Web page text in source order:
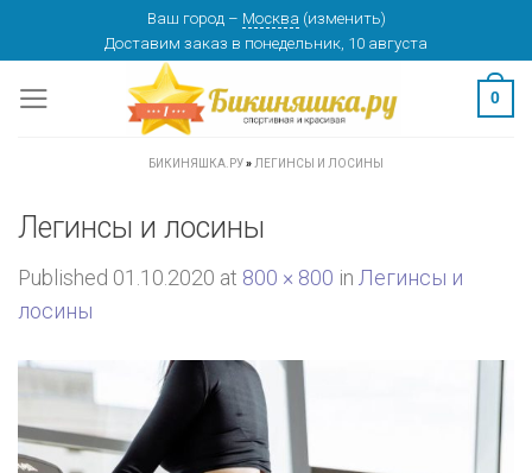
content
Ваш город – Москва (изменить)
Доставим заказ в понедельник, 10 августа
0
БИКИНЯШКА.РУ» ЛЕГИНСЫ И ЛОСИНЫ
Легинсы и лосины
Published 01.10.2020 at 800 × 800 in Легинсы и
лосины